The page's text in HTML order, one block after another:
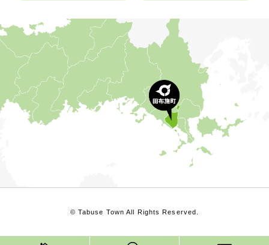
© Tabuse Town All Rights Reserved.